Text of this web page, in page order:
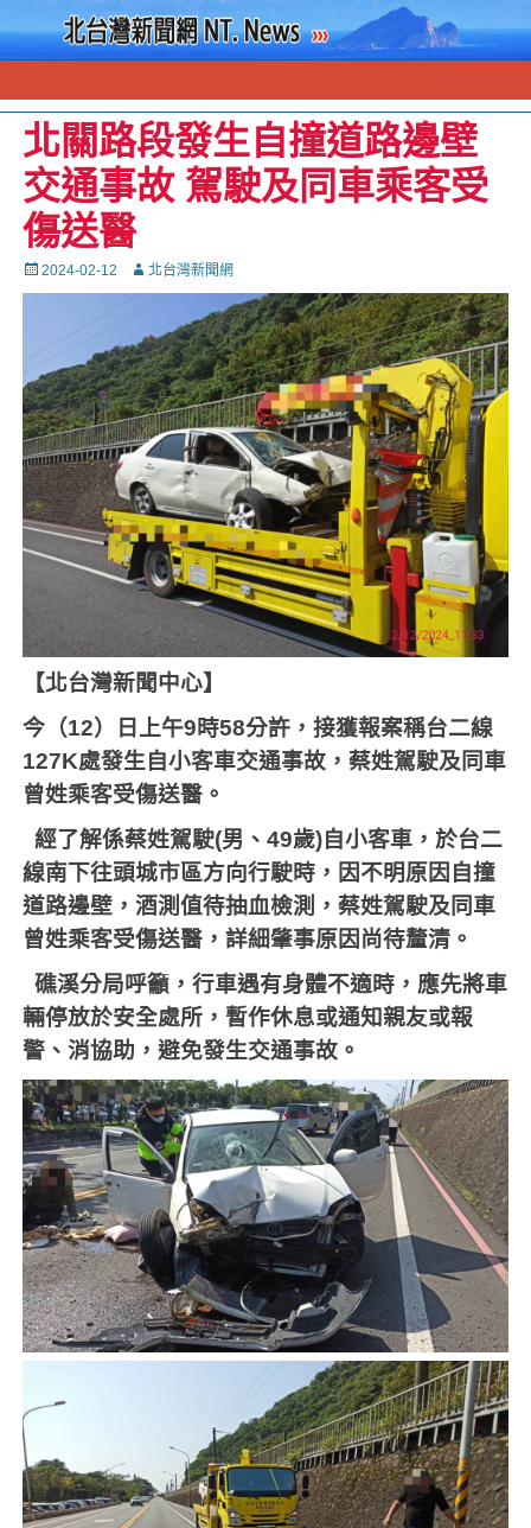
北關路段發生自撞道路邊壁
交通事故 駕駛及同車乘客受
傷送醫
Posted
on
2024-02-12 Autor北台灣新聞網
【北台灣新聞中心】
今（12）日上午9時58分許，接獲報案稱台二線
127K處發生自小客車交通事故，蔡姓駕駛及同車
曾姓乘客受傷送醫。
經了解係蔡姓駕駛(男、49歲)自小客車，於台二
線南下往頭城市區方向行駛時，因不明原因自撞
道路邊壁，酒測值待抽血檢測，蔡姓駕駛及同車
曾姓乘客受傷送醫，詳細肇事原因尚待釐清。
礁溪分局呼籲，行車遇有身體不適時，應先將車
輛停放於安全處所，暫作休息或通知親友或報
警、消協助，避免發生交通事故。